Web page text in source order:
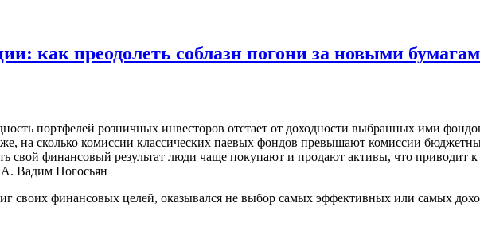
как преодолеть соблазн погони за новыми
портфелей розничных инвесторов отстает от доходности выбранных ими
на сколько комиссии классических паевых фондов превышают комиссии
свой финансовый результат люди чаще покупают и продают активы, что приводит
Вадим Погосьян
своих финансовых целей, оказывался не выбор самых эффективных или самых